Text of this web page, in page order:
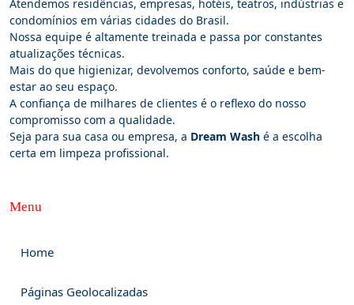
Atendemos residências, empresas, hotéis, teatros, indústrias e
condomínios em várias cidades do Brasil.
Nossa equipe é altamente treinada e passa por constantes
atualizações técnicas.
Mais do que higienizar, devolvemos conforto, saúde e bem-
estar ao seu espaço.
A confiança de milhares de clientes é o reflexo do nosso
compromisso com a qualidade.
Seja para sua casa ou empresa, a Dream Wash é a escolha
certa em limpeza profissional.
Menu
Home
Páginas Geolocalizadas